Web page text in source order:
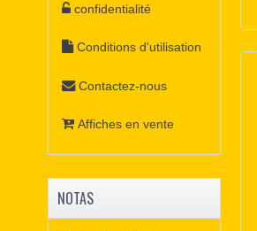
confidentialité
Conditions d'utilisation
Contactez-nous
Affiches en vente
NOTAS